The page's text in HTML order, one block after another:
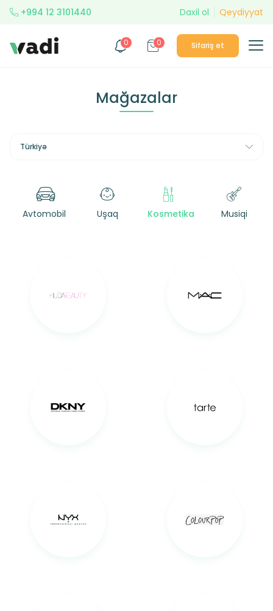
+994 12 3101440 Daxil ol Qeydiyyat
0 0 Sifariş et
Mağazalar
Türkiyə
Uşaq Kosmetika Musiqi